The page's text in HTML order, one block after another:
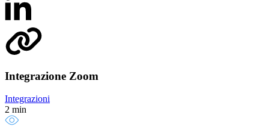
Integrazione Zoom
Integrazioni
2 min